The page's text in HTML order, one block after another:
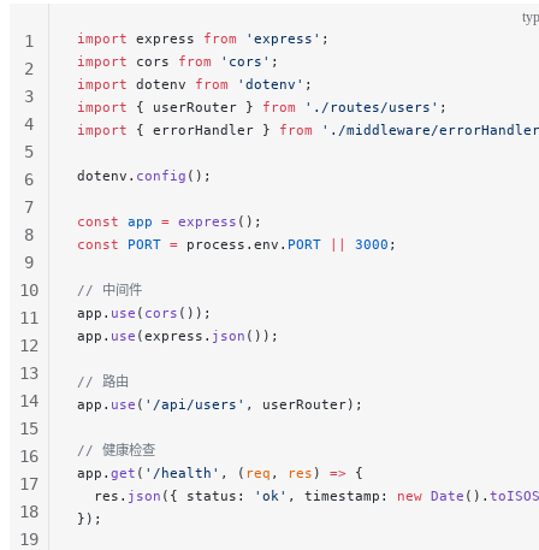
import express from 'express' ;
import cors from 'cors' ;
import dotenv from 'dotenv' ;
import { userRouter } from './routes/users' ;
import { errorHandler } from './middleware/
dotenv. config ();
const app = express ();
const PORT = process.env. PORT || 3000 ;
// 中间件
app. use ( cors ());
app. use (express. json ());
// 路由
app. use ( '/api/users' , userRouter);
// 健康检查
app. get ( '/health' , ( req , res ) => {
  res.
json ({ status: 'ok' , timestamp: new Date ().
});
1
2
3
4
5
6
7
8
9
10
11
12
13
14
15
16
17
18
19